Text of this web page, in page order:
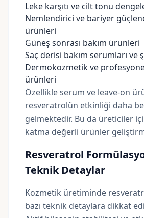
Leke karşıtı ve cilt tonu
Nemlendirici ve bariyer
ürünleri
Güneş sonrası bakım ürünleri
Saç derisi bakım serumları ve
Dermokozmetik ve
ürünleri
Özellikle serum ve leave-on
resveratrolün etkinliği daha
gelmektedir. Bu da üreticiler
katma değerli ürünler
Resveratrol
Teknik Detaylar
Kozmetik üretiminde
bazı teknik detaylara dikkat